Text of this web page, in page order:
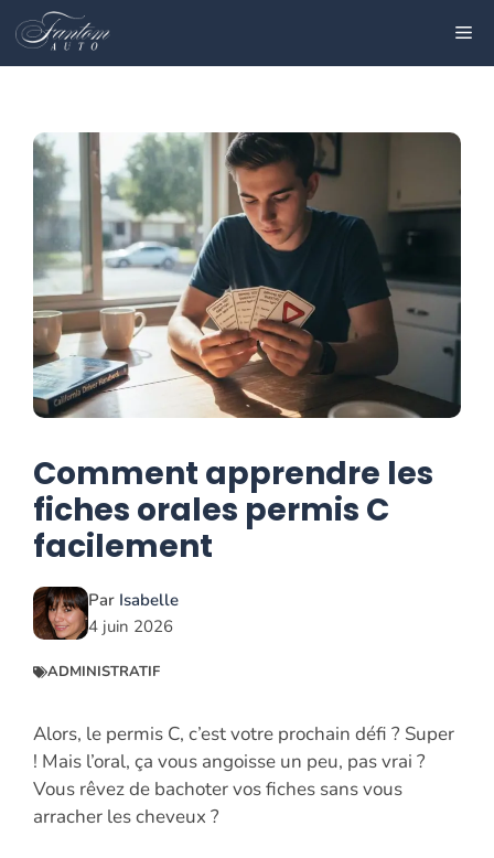
au
contenu
Comment apprendre les
fiches orales permis C
facilement
Par Isabelle
4 juin 2026
ADMINISTRATIF
Alors, le permis C, c’est votre prochain défi ? Super
! Mais l’oral, ça vous angoisse un peu, pas vrai ?
Vous rêvez de bachoter vos fiches sans vous
arracher les cheveux ?